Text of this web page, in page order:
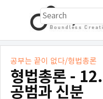
형
법
공부는 끝이 없다/형법총론
형법총론 -
공범과 신분